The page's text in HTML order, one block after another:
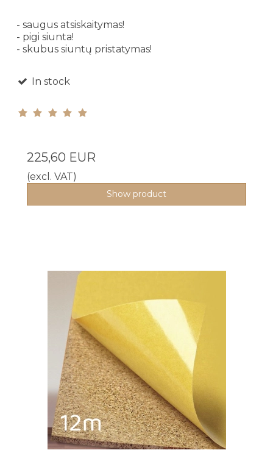
- saugus atsiskaitymas!
- pigi siunta!
- skubus siuntų pristatymas!
In stock
225,60 EUR
(excl. VAT)
Show product